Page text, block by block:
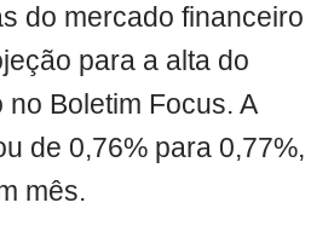
do mercado financeiro
para a alta do
no Boletim Focus. A
de 0,76% para 0,77%,
mês.